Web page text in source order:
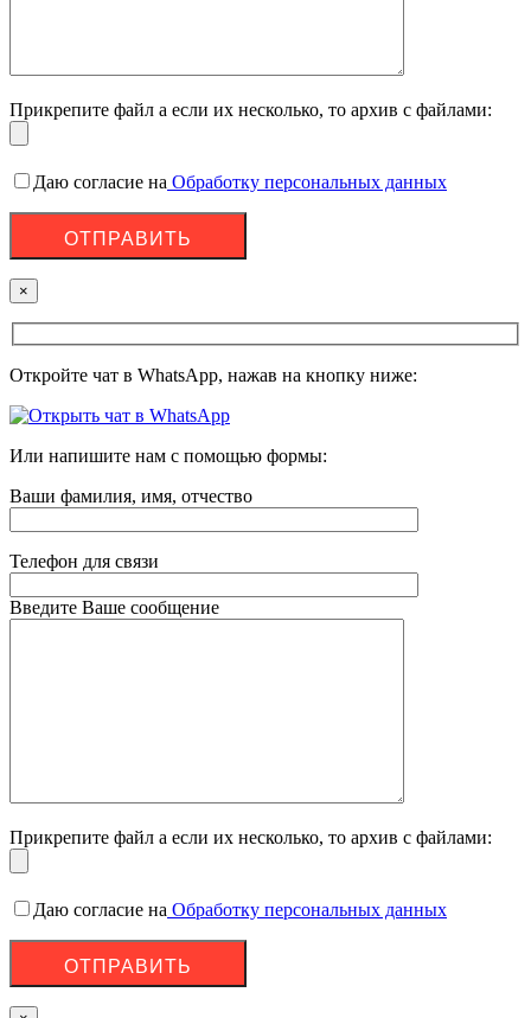
Прикрепите файл а если их несколько, то архив с файлами:
Даю согласие на Обработку персональных данных
×
Откройте чат в WhatsApp, нажав на кнопку ниже:
Или напишите нам с помощью формы:
Ваши фамилия, имя, отчество
Телефон для связи
Введите Ваше сообщение
Прикрепите файл а если их несколько, то архив с файлами:
Даю согласие на Обработку персональных данных